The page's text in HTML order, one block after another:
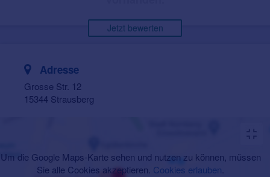
Jetzt bewerten
Adresse
Grosse Str. 12
15344 Strausberg
Um die Google Maps-Karte sehen und nutzen zu können, müssen
Sie alle Cookies akzeptieren. Cookies erlauben